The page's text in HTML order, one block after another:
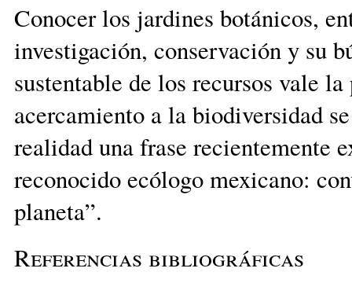
Conocer los jardines botánicos,
investigación, conservación y su
sustentable de los recursos vale
acercamiento a la biodiversidad
realidad una frase recientemente
reconocido ecólogo mexicano:
planeta”.
Referencias bibliográficas